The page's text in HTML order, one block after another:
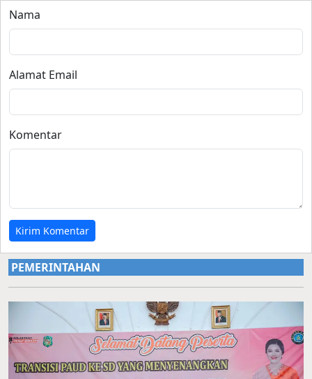
Nama
Alamat Email
Komentar
Kirim Komentar
PEMERINTAHAN